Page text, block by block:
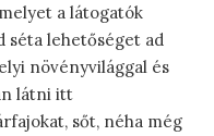
a látogatók
séta lehetőséget ad
növényvilággal és
látni itt
sőt, néha még